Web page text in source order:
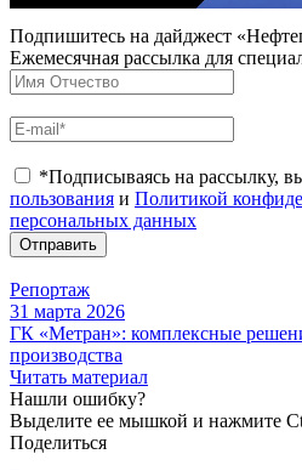
Подпишитесь на дайджест
Ежемесячная рассылка для
*Подписываясь на рассылку,
пользования и Политикой
персональных данных
Отправить
Репортаж
31 марта 2026
ГК «Метран»: комплексные
производства
Читать материал
Нашли ошибку?
Выделите ее мышкой и нажмите
Поделиться